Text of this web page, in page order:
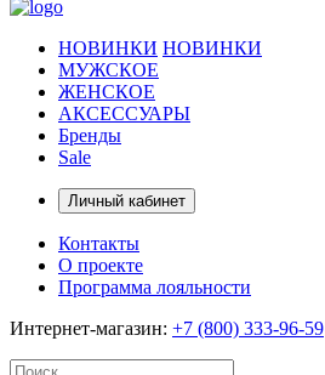
НОВИНКИ НОВИНКИ
МУЖСКОЕ
ЖЕНСКОЕ
АКСЕССУАРЫ
Бренды
Sale
Личный кабинет
Контакты
О проекте
Программа лояльности
Интернет-магазин: +7 (800) 333-96-59